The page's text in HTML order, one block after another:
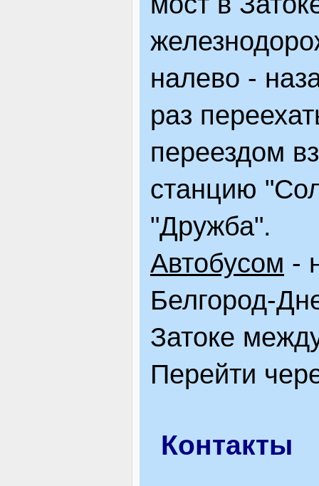
налево -
раз
переездом
станцию
"Дружба".
Автобусом -
Белгород-
Затоке
Перейти
Контакты